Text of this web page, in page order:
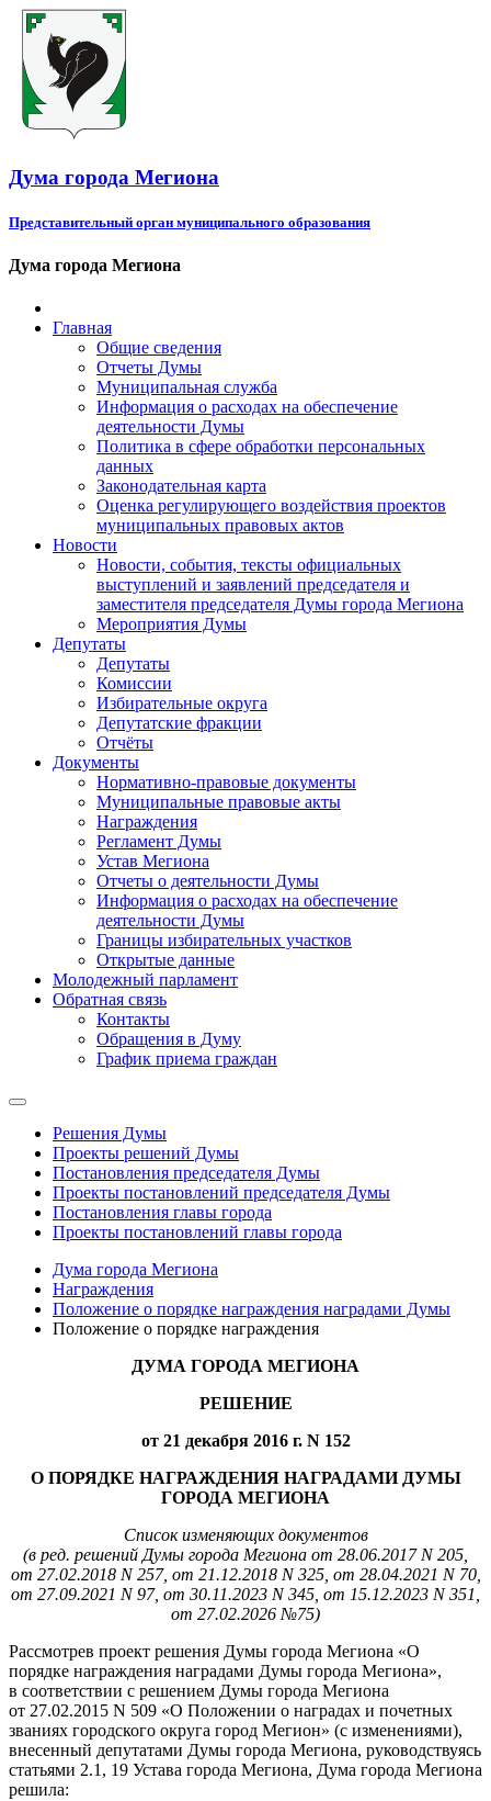
Дума города Мегиона
Представительный орган муниципального образования
Дума города Мегиона
Главная
Общие сведения
Отчеты Думы
Муниципальная служба
Информация о расходах на обеспечение
деятельности Думы
Политика в сфере обработки персональных
данных
Законодательная карта
Оценка регулирующего воздействия проектов
муниципальных правовых актов
Новости
Новости, события, тексты официальных
выступлений и заявлений председателя и
заместителя председателя Думы города Мегиона
Мероприятия Думы
Депутаты
Депутаты
Комиссии
Избирательные округа
Депутатские фракции
Отчёты
Документы
Нормативно-правовые документы
Муниципальные правовые акты
Награждения
Регламент Думы
Устав Мегиона
Отчеты о деятельности Думы
Информация о расходах на обеспечение
деятельности Думы
Границы избирательных участков
Открытые данные
Молодежный парламент
Обратная связь
Контакты
Обращения в Думу
График приема граждан
Решения Думы
Проекты решений Думы
Постановления председателя Думы
Проекты постановлений председателя Думы
Постановления главы города
Проекты постановлений главы города
Дума города Мегиона
Награждения
Положение о порядке награждения наградами Думы
Положение о порядке награждения
ДУМА ГОРОДА МЕГИОНА
РЕШЕНИЕ
от 21 декабря 2016 г. N 152
О ПОРЯДКЕ НАГРАЖДЕНИЯ НАГРАДАМИ ДУМЫ
ГОРОДА МЕГИОНА
Список изменяющих документов
(в ред. решений Думы города Мегиона от 28.06.2017 N 205,
от 27.02.2018 N 257, от 21.12.2018 N 325, от 28.04.2021 N 70,
от 27.09.2021 N 97, от 30.11.2023 N 345, от 15.12.2023 N 351,
от 27.02.2026 №75)
Рассмотрев проект решения Думы города Мегиона «О
порядке награждения наградами Думы города Мегиона»,
в соответствии с решением Думы города Мегиона
от 27.02.2015 N 509 «О Положении о наградах и почетных
званиях городского округа город Мегион» (с изменениями),
внесенный депутатами Думы города Мегиона, руководствуясь
статьями 2.1, 19 Устава города Мегиона, Дума города Мегиона
решила: